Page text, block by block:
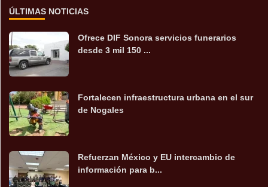
ÚLTIMAS NOTICIAS
Ofrece DIF Sonora servicios funerarios
desde 3 mil 150 ...
Fortalecen infraestructura urbana en el sur
de Nogales
Refuerzan México y EU intercambio de
información para b...